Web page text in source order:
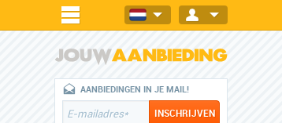
AANBIEDINGEN IN JE MAIL!